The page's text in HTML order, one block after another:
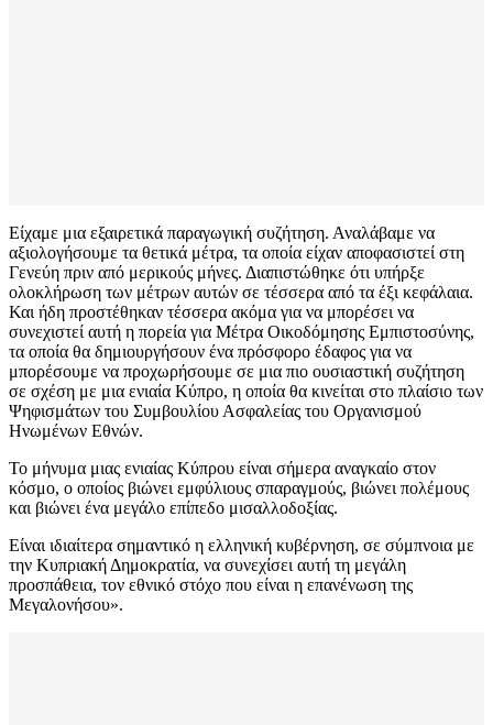
Είχαμε μια εξαιρετικά παραγωγική συζήτηση. Αναλάβαμε να
αξιολογήσουμε τα θετικά μέτρα, τα οποία είχαν αποφασιστεί στη
Γενεύη πριν από μερικούς μήνες. Διαπιστώθηκε ότι υπήρξε
ολοκλήρωση των μέτρων αυτών σε τέσσερα από τα έξι κεφάλαια.
Και ήδη προστέθηκαν τέσσερα ακόμα για να μπορέσει να
συνεχιστεί αυτή η πορεία για Μέτρα Οικοδόμησης Εμπιστοσύνης,
τα οποία θα δημιουργήσουν ένα πρόσφορο έδαφος για να
μπορέσουμε να προχωρήσουμε σε μια πιο ουσιαστική συζήτηση
σε σχέση με μια ενιαία Κύπρο, η οποία θα κινείται στο πλαίσιο των
Ψηφισμάτων του Συμβουλίου Ασφαλείας του Οργανισμού
Ηνωμένων Εθνών.
Το μήνυμα μιας ενιαίας Κύπρου είναι σήμερα αναγκαίο στον
κόσμο, ο οποίος βιώνει εμφύλιους σπαραγμούς, βιώνει πολέμους
και βιώνει ένα μεγάλο επίπεδο μισαλλοδοξίας.
Είναι ιδιαίτερα σημαντικό η ελληνική κυβέρνηση, σε σύμπνοια με
την Κυπριακή Δημοκρατία, να συνεχίσει αυτή τη μεγάλη
προσπάθεια, τον εθνικό στόχο που είναι η επανένωση της
Μεγαλονήσου».